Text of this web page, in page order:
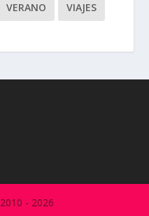
VERANO VIAJES
- 2026